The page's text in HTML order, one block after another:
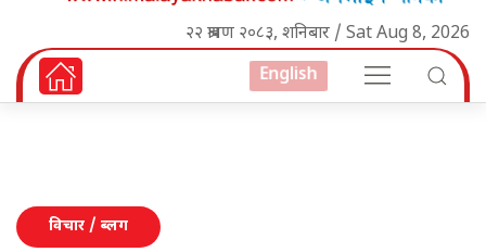
२२ श्रावण २०८३, शनिबार / Sat Aug 8, 2026
English
विचार / ब्लग